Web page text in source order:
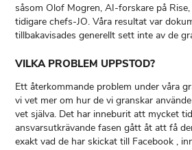
såsom Olof Mogren, AI-forskare på
tidigare chefs-JO. Våra resultat var
tillbakavisades generellt sett inte av de
VILKA PROBLEM UPPSTOD?
Ett återkommande problem under våra
vi vet mer om hur de vi granskar
vet själva. Det har inneburit att mycket
ansvarsutkrävande fasen gått åt att få
exakt vad de har skickat till Facebook ,